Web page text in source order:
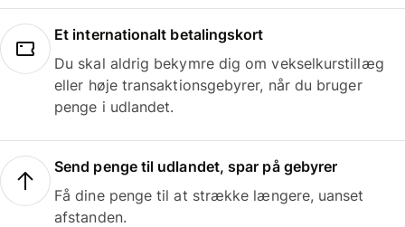
Et internationalt betalingskort
Du skal aldrig bekymre dig om vekselkurstillæg
eller høje transaktionsgebyrer, når du bruger
penge i udlandet.
Send penge til udlandet, spar på gebyrer
Få dine penge til at strække længere, uanset
afstanden.